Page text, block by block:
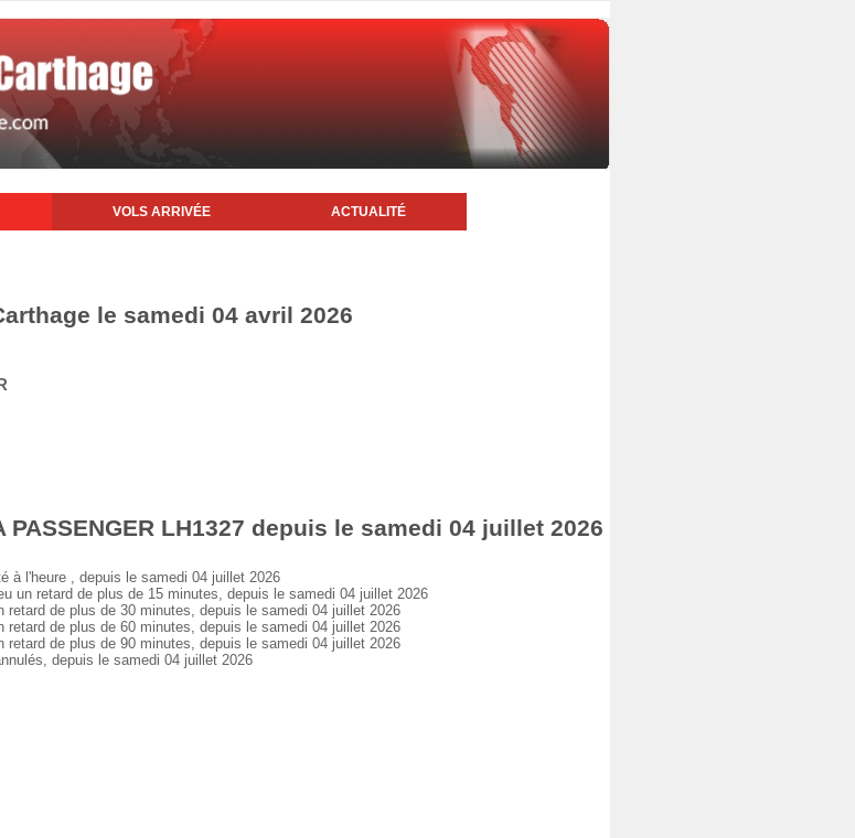
VOLS ARRIVÉE ACTUALITÉ
le samedi 04 avril 2026
LH1327 depuis le samedi 04 juillet 2026
à l'heure , depuis le samedi 04 juillet 2026
un retard de plus de 15 minutes, depuis le samedi 04 juillet 2026
de plus de 30 minutes, depuis le samedi 04 juillet 2026
de plus de 60 minutes, depuis le samedi 04 juillet 2026
de plus de 90 minutes, depuis le samedi 04 juillet 2026
depuis le samedi 04 juillet 2026